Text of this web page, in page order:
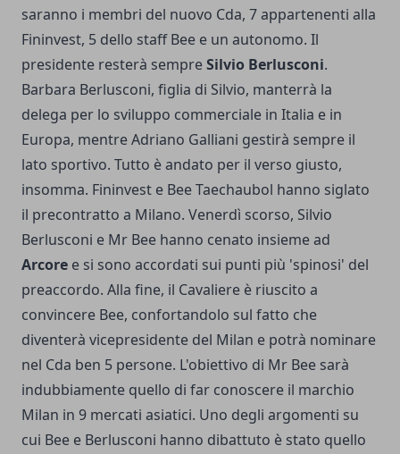
saranno i membri del nuovo Cda, 7 appartenenti alla
Fininvest, 5 dello staff Bee e un autonomo. Il
presidente resterà sempreSilvio Berlusconi.
Barbara Berlusconi, figlia di Silvio, manterrà la
delega per lo sviluppo commerciale in Italia e in
Europa, mentre Adriano Galliani gestirà sempre il
lato sportivo. Tutto è andato per il verso giusto,
insomma. Fininvest e Bee Taechaubol hanno siglato
il precontratto a Milano. Venerdì scorso, Silvio
Berlusconi e Mr Bee hanno cenato insieme ad
Arcore e si sono accordati sui punti più 'spinosi' del
preaccordo. Alla fine, il Cavaliere è riuscito a
convincere Bee, confortandolo sul fatto che
diventerà vicepresidente del Milan e potrà nominare
nel Cda ben 5 persone. L'obiettivo di Mr Bee sarà
indubbiamente quello di far conoscere il marchio
Milan in 9 mercati asiatici. Uno degli argomenti su
cui Bee e Berlusconi hanno dibattuto è stato quello